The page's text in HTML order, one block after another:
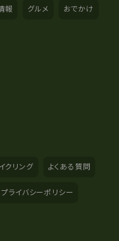
報 グルメ おでかけ
クリング よくある質問
プライバシーポリシー